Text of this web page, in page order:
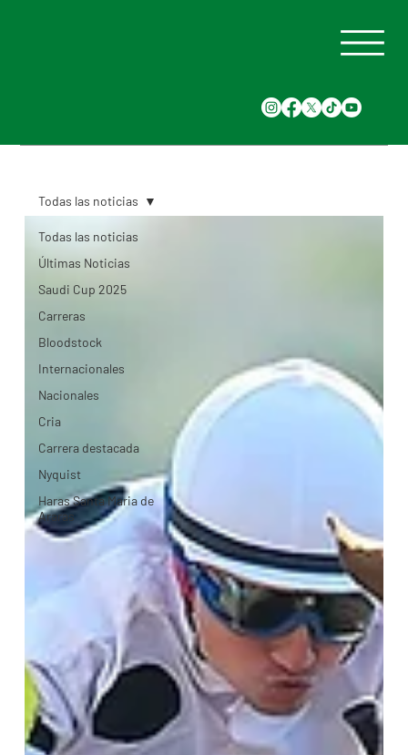
Todas las noticias
Últimas Noticias
Saudi Cup 2025
Carreras
Bloodstock
Internacionales
Nacionales
Cria
Carrera destacada
Nyquist
Haras Santa Maria de
Araras
Todas las noticias